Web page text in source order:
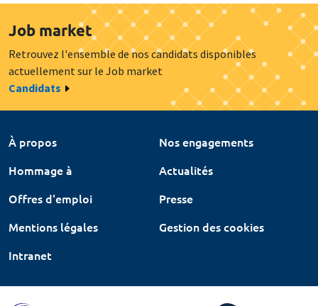
Job market
Retrouvez l'ensemble de nos candidats disponibles
actuellement sur le Job market
Candidats
À propos
Nos engagements
Hommage à
Actualités
Offres d'emploi
Presse
Mentions légales
Gestion des cookies
Intranet